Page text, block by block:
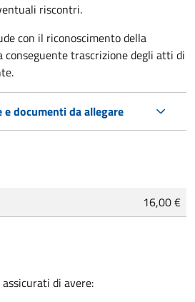
riscontri.
con il riconoscimento della
trascrizione degli atti di
documenti da allegare
16,00 €
di avere: